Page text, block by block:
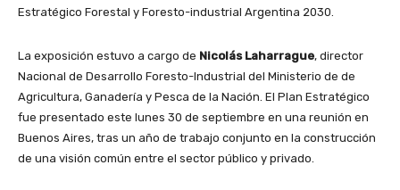
Estratégico Forestal y Foresto-industrial Argentina 2030.
La exposición estuvo a cargo de Nicolás Laharrague, director
Nacional de Desarrollo Foresto-Industrial del Ministerio de de
Agricultura, Ganadería y Pesca de la Nación. El Plan Estratégico
fue presentado este lunes 30 de septiembre en una reunión en
Buenos Aires, tras un año de trabajo conjunto en la construcción
de una visión común entre el sector público y privado.